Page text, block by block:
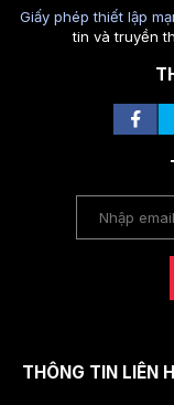
Giấy phép thiết lập
tin và truyền
THÔNG TIN LIÊN